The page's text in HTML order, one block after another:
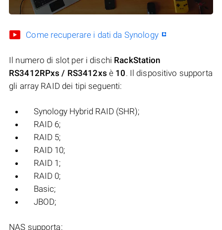
Come recuperare i dati da Synology
Il numero di slot per i dischi RackStation
RS3412RPxs / RS3412xs è 10. Il dispositivo supporta
gli array RAID dei tipi seguenti:
Synology Hybrid RAID (SHR);
RAID 6;
RAID 5;
RAID 10;
RAID 1;
RAID 0;
Basic;
JBOD;
NAS supporta: